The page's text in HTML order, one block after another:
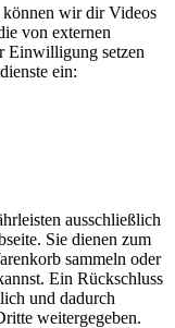
können wir dir Videos
von externen
Einwilligung setzen
ein:
ausschließlich
Sie dienen zum
sammeln oder
Ein Rückschluss
und dadurch
weitergegeben.